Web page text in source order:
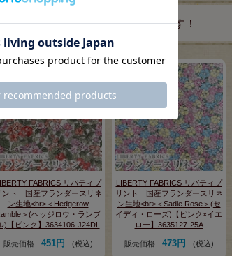
こちらの商品もチェックしています！
FABRICS リバティプ
ント 国産フランダースリネ
ン生地<br>＜Hedgerow
＞(ヘッジロウ・ランブ
)【ピンク】3634106-J24DL
販売価格 451円 (税込)
LIBERTY FABRICS リバティプ
リント 国産フランダースリネ
ン生地<br>＜Sadie Rose＞(セ
イディ・ローズ)【ピンク×イエ
ロー】3635127-25A
販売価格 473円 (税込)